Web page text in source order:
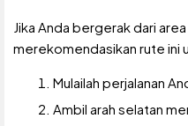
Jika Anda bergerak dari
merekomendasikan rute ini
Mulailah perjalanan
Ambil arah selatan